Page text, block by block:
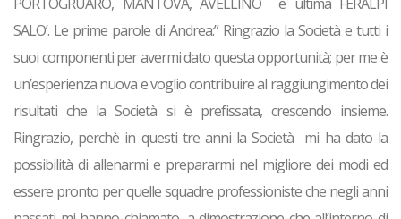
SALO’. Le prime parole di Andrea:” Ringrazio la Società e tutti i
suoi componenti per avermi dato questa opportunità; per me è
un’esperienza nuova e voglio contribuire al raggiungimento dei
risultati che la Società si è prefissata, crescendo insieme.
Ringrazio, perchè in questi tre anni la Società mi ha dato la
possibilità di allenarmi e prepararmi nel migliore dei modi ed
essere pronto per quelle squadre professioniste che negli anni